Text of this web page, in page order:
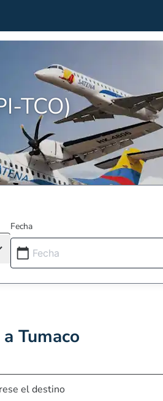
TCO)
Fecha
Tumaco